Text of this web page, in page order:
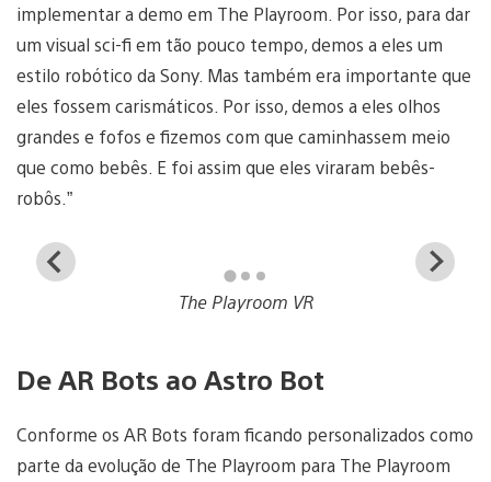
implementar a demo em The Playroom. Por isso, para dar
um visual sci-fi em tão pouco tempo, demos a eles um
estilo robótico da Sony. Mas também era importante que
eles fossem carismáticos. Por isso, demos a eles olhos
grandes e fofos e fizemos com que caminhassem meio
que como bebês. E foi assim que eles viraram bebês-
robôs.”
View
The Playroom VR
De AR Bots ao Astro Bot
Conforme os AR Bots foram ficando personalizados como
parte da evolução de The Playroom para The Playroom